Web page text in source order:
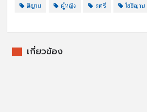
ฮิญาบ ผู้หญิง สตรี ใส่ฮิญาบ
เกี่ยวข้อง